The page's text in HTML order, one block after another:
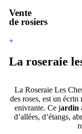
Vente
de rosiers
+
La roseraie
La Roseraie Les
des roses, est un
enivrante. Ce jardin
d’allées, d’étangs,